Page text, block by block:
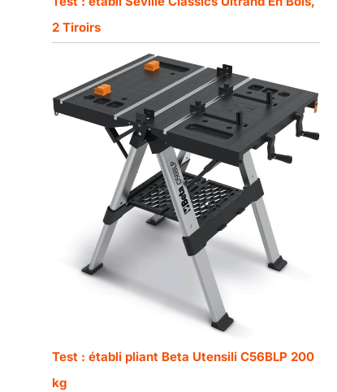
2 Tiroirs
Test : établi pliant Beta Utensili C56BLP 200
kg